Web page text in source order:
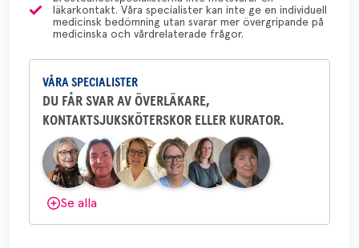
Yvette Andersson
ÖVERLÄKARE OCH BRÖSTKIRURG
sjukhus i Västerås.
Behöver du mer stöd? Som medlem i
Bröstcancerförbundet får du både
gemenskap och goda råd. Bli medlem
Dölj svar
läkarkontakt. Våra specialister kan inte ge en individuell
medicinsk bedömning utan svarar mer övergripande på
medicinska och vårdrelaterade frågor.
VÅRA SPECIALISTER
DU FÅR SVAR AV ÖVERLÄKARE,
KONTAKTSJUKSKÖTERSKOR ELLER KURATOR.
Se alla